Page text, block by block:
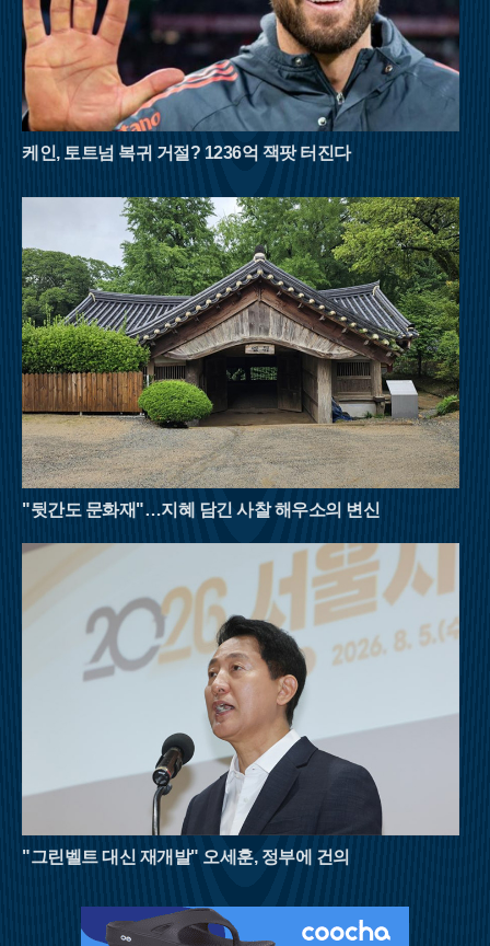
공원의 비경을 고스란히 간직한 이곳은 거대한 화강암 암릉미가
돋보이는 산이다. 대야산의 여름을 완성하는 것은 단연 용추계곡
과 선유동계곡이다. 오랜 세월 물살이 빚어낸 하트 모양의 용추
폭포는 보는 것만으로도 청량감을 선사하며, 조선 시대 학자 이
덕형이 사랑했던 선유동계곡은 고즈넉한 풍류를 더한다. 육산의
부드러움과 골산의 거친 매력을 동시에 지닌 대야산은 8월 산행
의 반전미를 보여준다.영남의 숨은 보석으로 불리는 밀양 구만산
당시 구만 명의 백성이 피신해 목숨을 구했다는 전설이 내려올
만큼 계곡이 깊고 험준하다. 남쪽의 통수골 계곡은 수백 미터 높
이의 화강암 벼랑이 양옆으로 솟아 있어 마치 설악산의 천불동계
곡을 옮겨놓은 듯한 착각을 불러일으킨다. 좁은 협곡 사이로 불
어오는 차가운 산바람은 외부 기온보다 훨씬 낮은 온도를 유지하
며, 거대한 바위 벽이 천연 차양막 역할을 해 뙤약볕을 효과적으
로 막아준다.강원도 횡성의 청태산은 조선 태조 이성계가 그 푸
른 이끼와 울창한 숲에 반해 이름을 붙였다는 설화가 전해지는
곳이다. 국내 1세대 국립자연휴양림으로 지정될 만큼 숲의 보존
상태가 뛰어나며, 해발 1,200m에 달하는 고지대는 대도시보다 평
균 기온이 5~6도 이상 낮아 피서 산행에 최적화되어 있다. 태백산
맥을 넘어오는 시원한 영동의 바람은 한여름의 열기를 식혀주고,
경사가 완만한 육산의 특성상 체력 소모가 적어 초보자나 가족
단위 등산객들도 부담 없이 숲의 정취를 만끽할 수 있다.여름 산
행은 철저한 준비와 안전 수칙 준수가 필수적이다. 아무리 시원
한 계곡이라도 갑작스러운 폭우에 고립될 위험이 있으므로 기상
상황을 수시로 확인해야 하며, 충분한 수분 섭취와 적절한 휴식
을 병행해야 한다. 자연이 빚어낸 천연 냉장고 속에서 땀을 식히
며 걷는 시간은 폭염에 지친 현대인들에게 새로운 활력을 불어넣
어 줄 것이다. 8월의 명산들이 선사하는 짙푸른 초록의 위로를 받
으며 남은 여름을 건강하게 이겨내길 바란다.
케인, 토트넘 복귀 거절? 1236억 잭팟 터진다
"뒷간도 문화재"…지혜 담긴 사찰 해우소의 변신
"그린벨트 대신 재개발" 오세훈, 정부에 건의